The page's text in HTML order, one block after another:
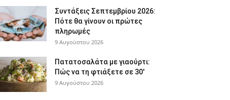
Συντάξεις Σεπτεμβρίου 2026:
Πότε θα γίνουν οι πρώτες
πληρωμές
9 Αυγούστου 2026
Πατατοσαλάτα με γιαούρτι:
Πώς να τη φτιάξετε σε 30′
9 Αυγούστου 2026